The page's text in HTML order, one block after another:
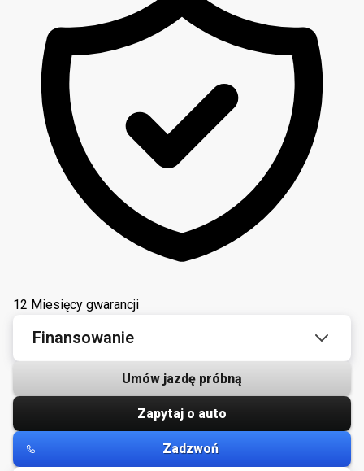
12 Miesięcy gwarancji
Finansowanie
Umów jazdę próbną
Zapytaj o auto
Zadzwoń